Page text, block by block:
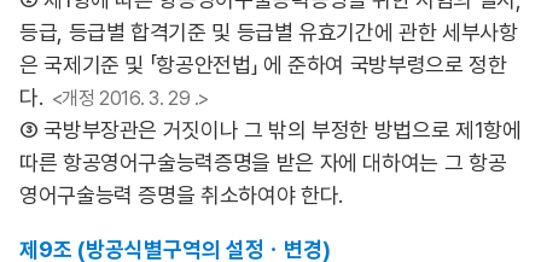
등급, 등급별 합격기준 및 등급별 유효기간에 관한 세부사항
은 국제기준 및 「항공안전법」 에 준하여 국방부령으로 정한
다. <개정 2016. 3. 29 .>
③ 국방부장관은 거짓이나 그 밖의 부정한 방법으로 제1항에
따른 항공영어구술능력증명을 받은 자에 대하여는 그 항공
영어구술능력 증명을 취소하여야 한다.
제9조 (방공식별구역의 설정ㆍ변경)